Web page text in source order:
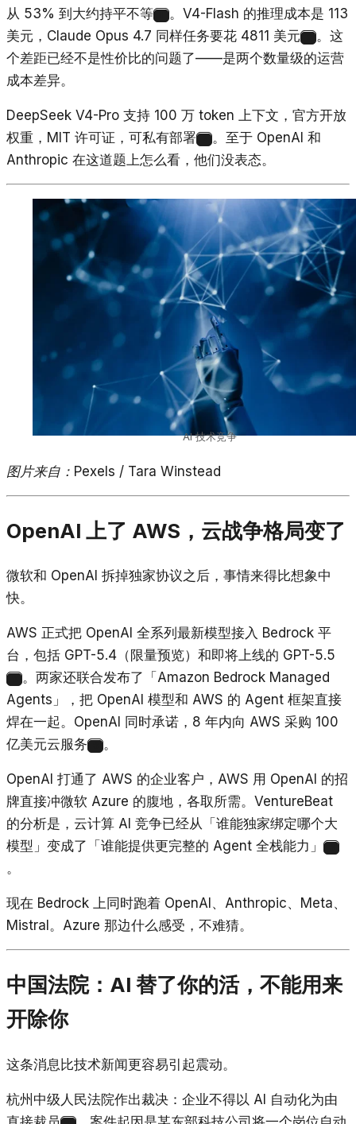
从 53% 到大约持平不等
。V4-Flash 的推理成本是 113
美元，Claude Opus 4.7 同样任务要花 4811 美元
。这
个差距已经不是性价比的问题了——是两个数量级的运营
成本差异。
DeepSeek V4-Pro 支持 100 万 token 上下文，官方开放
权重，MIT 许可证，可私有部署
。至于 OpenAI 和
Anthropic 在这道题上怎么看，他们没表态。
AI 技术竞争
图片来自：Pexels / Tara Winstead
OpenAI 上了 AWS，云战争格局变了
微软和 OpenAI 拆掉独家协议之后，事情来得比想象中
快。
AWS 正式把 OpenAI 全系列最新模型接入 Bedrock 平
台，包括 GPT-5.4（限量预览）和即将上线的 GPT-5.5
。两家还联合发布了「Amazon Bedrock Managed
Agents」，把 OpenAI 模型和 AWS 的 Agent 框架直接
焊在一起。OpenAI 同时承诺，8 年内向 AWS 采购 100
亿美元云服务
。
OpenAI 打通了 AWS 的企业客户，AWS 用 OpenAI 的招
牌直接冲微软 Azure 的腹地，各取所需。VentureBeat
的分析是，云计算 AI 竞争已经从「谁能独家绑定哪个大
模型」变成了「谁能提供更完整的 Agent 全栈能力」
。
现在 Bedrock 上同时跑着 OpenAI、Anthropic、Meta、
Mistral。Azure 那边什么感受，不难猜。
中国法院：AI 替了你的活，不能用来
开除你
这条消息比技术新闻更容易引起震动。
杭州中级人民法院作出裁决：企业不得以 AI 自动化为由